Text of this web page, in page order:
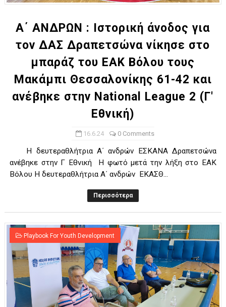
Α΄ ΑΝΔΡΩΝ : Ιστορική άνοδος για
τον ΔΑΣ Δραπετσώνα νίκησε στο
μπαράζ του ΕΑΚ Βόλου τους
Μακάμπι Θεσσαλονίκης 61-42 και
ανέβηκε στην National League 2 (Γ'
Εθνική)
16.6.24 0 Comments
Η δευτεραθλήτρια Α΄ ανδρών ΕΣΚΑΝΑ Δραπετσώνα
ανέβηκε στην Γ Εθνική Η φωτό μετά την λήξη στο ΕΑΚ
Βόλου H δευτεραθλήτρια Α΄ ανδρών ΕΚΑΣΘ...
Περισσότερα
Playbook For Youth Development